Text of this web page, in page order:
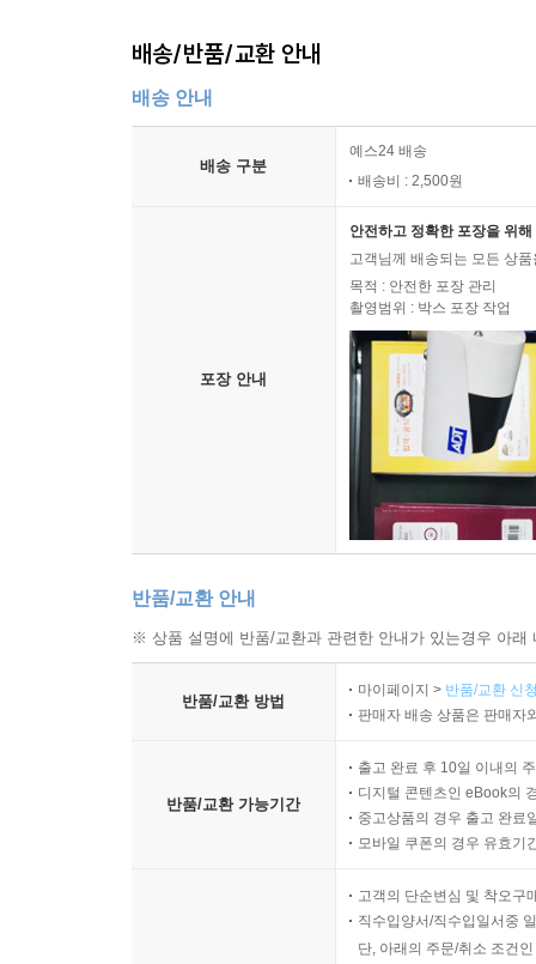
배송/반품/교환 안내
배송 안내
배송 구분
예스24 배송
배송비 : 2,500원
포장 안내
안전하고 정확한 포장을 위
고객님께 배송되는 모든 상
목적 : 안전한 포장 관리
촬영범위 : 박스 포장 작업
반품/교환 안내
※ 상품 설명에 반품/교환과 관련한 안내가 있는경우 아
반품/교환 방법
마이페이지 > 반품/교환 신
판매자 배송 상품은 판매자
반품/교환 가능기간
출고 완료 후 10일 이내의
디지털 콘텐츠인 eBook의
중고상품의 경우 출고 완료
모바일 쿠폰의 경우 유효기
고객의 단순변심 및 착오구
직수입양서/직수입일서중
단, 아래의 주문/취소 조건